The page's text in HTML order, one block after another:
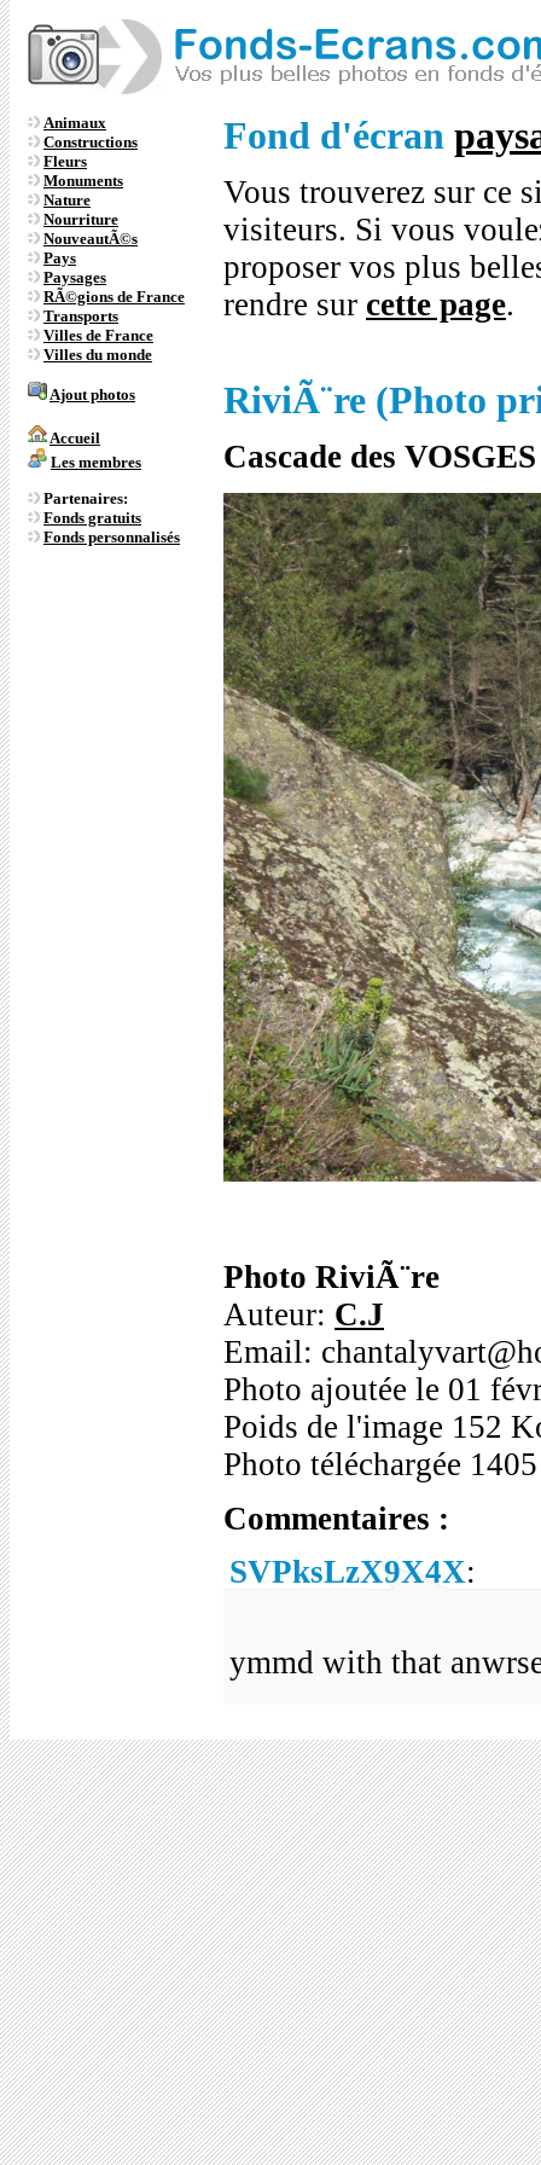
Animaux
Constructions
Fleurs
Monuments
Nature
Nourriture
NouveautÃ©s
Pays
Paysages
RÃ©gions de France
Transports
Villes de France
Villes du monde
Ajout photos
Accueil
Les membres
Partenaires:
Fonds gratuits
Fonds personnalisés
Fond d'écran
Vous trouverez sur ce
visiteurs. Si vous
proposer vos plus
rendre sur cette page.
RiviÃ¨re (Photo
Cascade des VOSGES
Photo RiviÃ¨re
Auteur: C.J
Email:
Photo ajoutée le 01
Poids de l'image 152
Photo téléchargée
Commentaires :
SVPksLzX9X4X:
ymmd with that